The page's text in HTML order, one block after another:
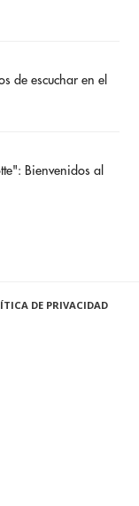
de escuchar en el
Bienvenidos al
DE PRIVACIDAD